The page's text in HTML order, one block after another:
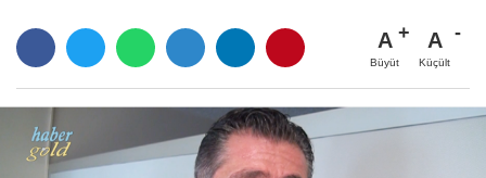
A
Büyüt
A
Küçült